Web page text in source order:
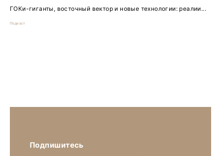
ГОКи-гиганты, восточный вектор и новые технологии: реалии...
Подкаст
Подпишитесь